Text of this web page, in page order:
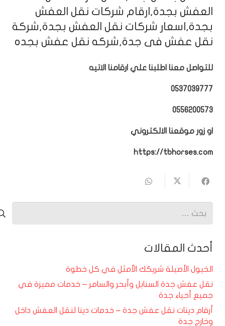
العفش بجدة,ارقام شركات نقل العفش
بجدة,اسعار شركات نقل العفش بجدة,شركة
نقل عفش فى جدة,شركه نقل عفش بجده
للتواصل معنا اطلبنا علي ارقامنا الاتيه
0537039777
0556200573
او زور موقعنا الالكتروني
https://tbhorses.com
أحدث المقالات
الخيول الأصيلة شريكك الأمثل في كل خطوة
نقل عفش جدة السنابل وأبحر والسامر – خدمات مميزة في
جميع أحياء جدة
أرقام دينات نقل عفش جدة – خدمات دينا لنقل العفش داخل
وخارج جدة